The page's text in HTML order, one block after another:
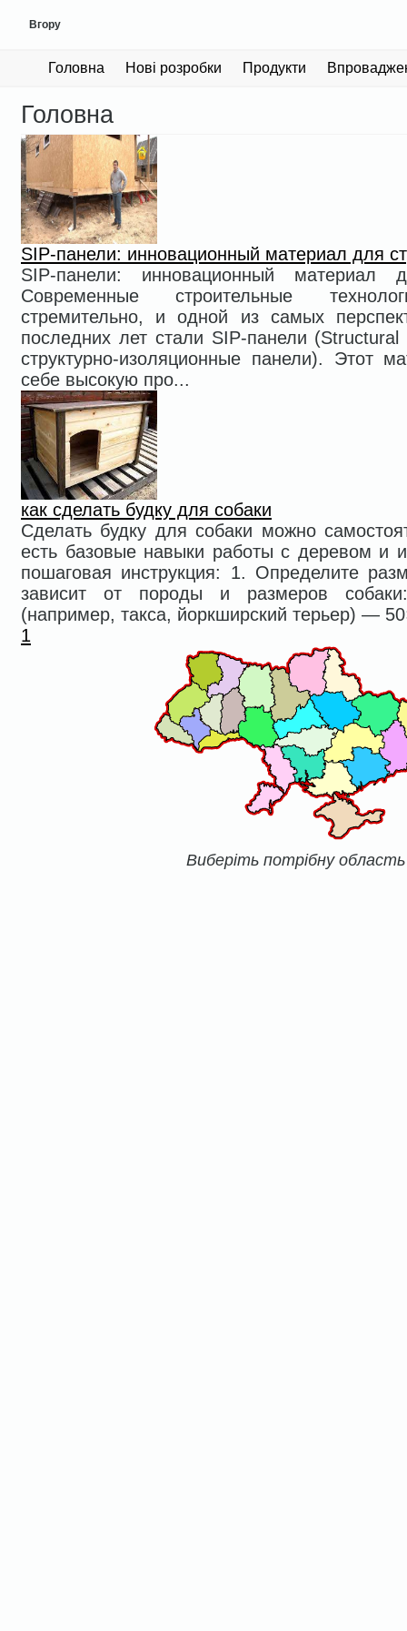
Головна Нові розробки Продукти
Головна
SIP-панели: инновационный материал для
SIP-панели: инновационный материал
Современные строительные
стремительно, и одной из самых
последних лет стали SIP-панели
структурно-изоляционные панели). Этот
себе высокую про...
как сделать будку для собаки
Сделать будку для собаки можно
есть базовые навыки работы с деревом и
пошаговая инструкция: 1. Определите
зависит от породы и размеров
(например, такса, йоркширский терьер) —
1
Виберіть потрібну область
Вгору